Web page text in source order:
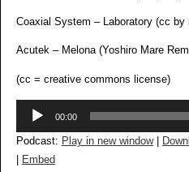
Coaxial System – Laboratory (cc by
Acutek – Melona (Yoshiro Mare
(cc = creative commons license)
Audio-
00:00
Podcast: Play in new window|
Embed